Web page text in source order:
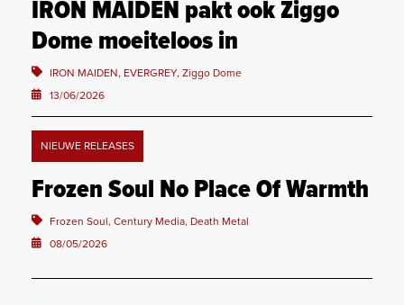
IRON MAIDEN pakt ook Ziggo
Dome moeiteloos in
IRON MAIDEN, EVERGREY, Ziggo Dome
13/06/2026
NIEUWE RELEASES
Frozen Soul No Place Of Warmth
Frozen Soul, Century Media, Death Metal
08/05/2026